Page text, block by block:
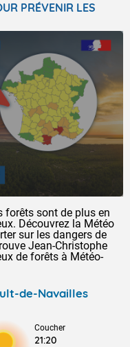
PRÉVENIR LES
forêts sont de plus en
Découvrez la Météo
sur les dangers de
Jean-Christophe
de forêts à Météo-
de-Navailles
Coucher
21:20